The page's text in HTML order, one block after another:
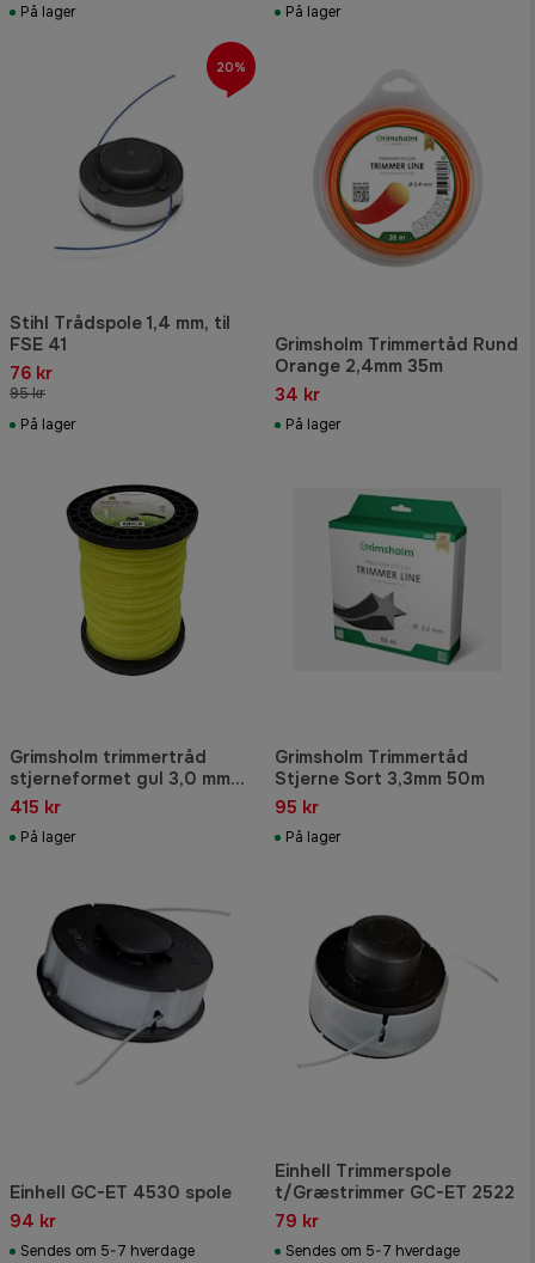
På lager På lager
Stihl Trådspole 1,4 mm, til
FSE 41
76 kr
95 kr
På lager
20%
Grimsholm Trimmertåd Rund
Orange 2,4mm 35m
34 kr
På lager
Grimsholm trimmertråd
stjerneformet gul 3,0 mm
250 m
415 kr
På lager
Grimsholm Trimmertåd
Stjerne Sort 3,3mm 50m
95 kr
På lager
Einhell GC-ET 4530 spole
94 kr
Sendes om 5-7 hverdage
Einhell Trimmerspole
t/Græstrimmer GC-ET 2522
79 kr
Sendes om 5-7 hverdage